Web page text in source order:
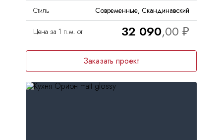
Контакты
Калькулятор
Стиль
Современные, Скандинавский
Цена за 1 п.м. от 32 090
Заказать проект